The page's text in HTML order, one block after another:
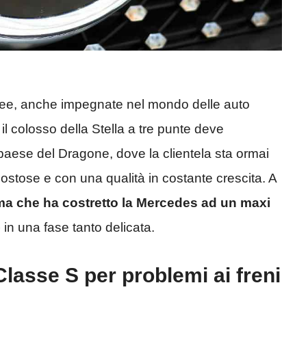
anche impegnate nel mondo delle auto
colosso della Stella a tre punte deve
del Dragone, dove la clientela sta ormai
e con una qualità in costante crescita. A
che ha costretto la Mercedes ad un maxi
una fase tanto delicata.
S per problemi ai freni